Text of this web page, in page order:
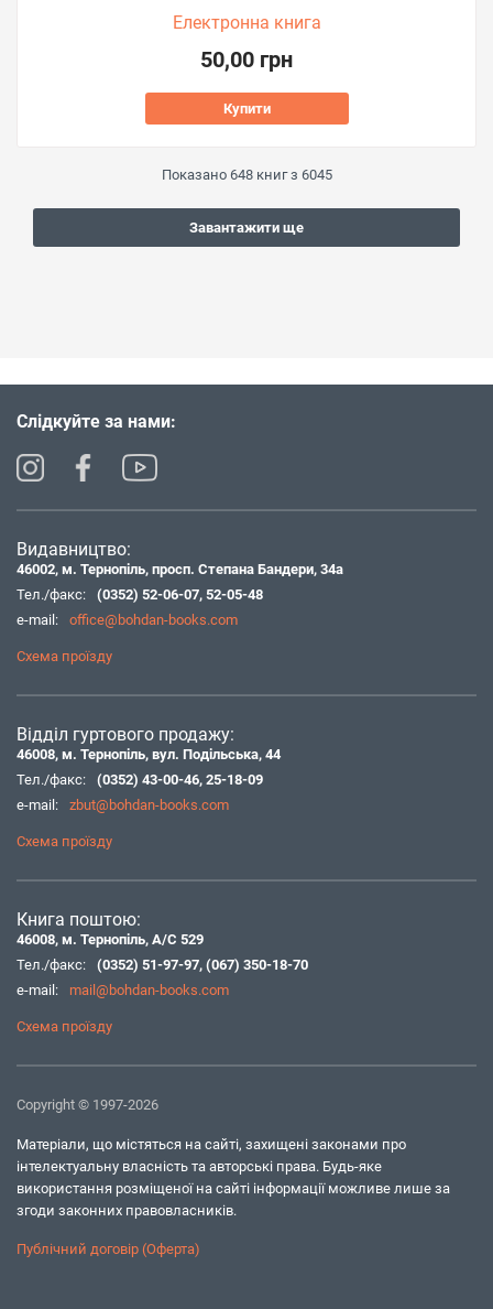
Електронна книга
50,00 грн
Купити
Показано 648книг з 6045
Завантажити ще
Слідкуйте за нами:
Видавництво:
46002, м. Тернопіль, просп. Степана Бандери, 34а
Тел./факс:
(0352) 52-06-07, 52-05-48
e-mail:
office@bohdan-books.com
Схема проїзду
Відділ гуртового продажу:
46008, м. Тернопіль, вул. Подільська, 44
Тел./факс:
(0352) 43-00-46, 25-18-09
e-mail:
zbut@bohdan-books.com
Схема проїзду
Книга поштою:
46008, м. Тернопіль, А/С 529
Тел./факс:
(0352) 51-97-97, (067) 350-18-70
e-mail:
mail@bohdan-books.com
Схема проїзду
Copyright © 1997-2026
Матеріали, що містяться на сайті, захищені законами про
інтелектуальну власність та авторські права. Будь-яке
використання розміщеної на сайті інформації можливе лише за
згоди законних правовласників.
Публічний договір (Оферта)